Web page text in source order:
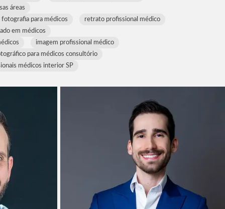
áreas
fotografia para médicos
retrato profissional médico
em médicos
imagem profissional médico
para médicos consultório
médicos interior SP